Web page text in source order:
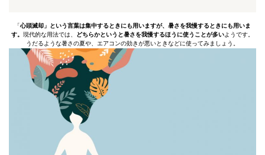
「心頭滅却」という言葉は集中するときにも用いますが、暑さを我慢するときにも用いま
す。 現代的な用法では、 どちらかというと暑さを我慢するほうに使うことが多いようです。
うだるような暑さの夏や、エアコンの効きが悪いときなどに使ってみましょう。